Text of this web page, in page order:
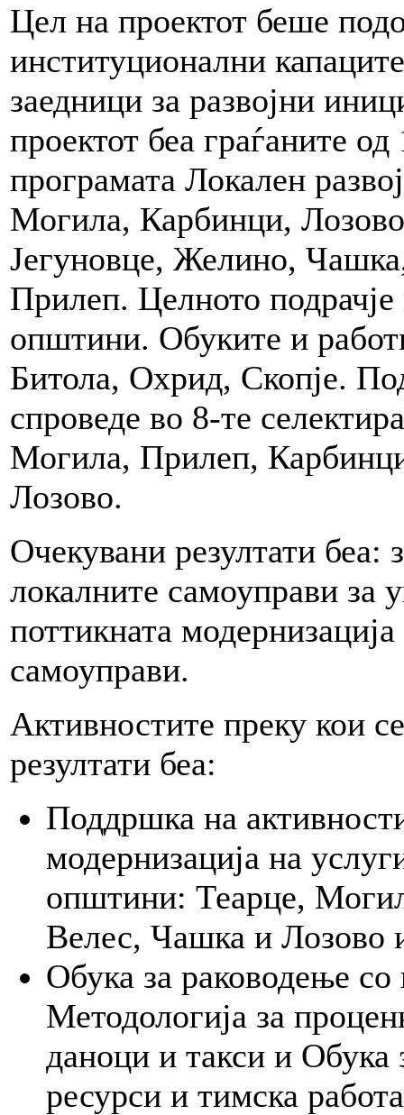
Цел на проектот беше
институционални
заедници за развојни
проектот беа граѓаните
програмата Локален
Могила, Карбинци,
Јегуновце, Желино,
Прилеп. Целното
општини. Обуките и
Битола, Охрид, Скопје.
спроведе во 8-те
Могила, Прилеп,
Лозово.
Очекувани резултати беа:
локалните самоуправи за
поттикната
самоуправи.
Активностите преку кои
резултати беа:
Поддршка на
модернизација на
општини: Теарце,
Велес, Чашка и Лозово
Обука за раководење
Методологија за
даноци и такси и Обука
ресурси и тимска